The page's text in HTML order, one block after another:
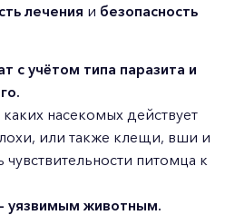
лечения и безопасность
с учётом типа паразита и
насекомых действует
или также клещи, вши и
чувствительности питомца к
уязвимым животным.